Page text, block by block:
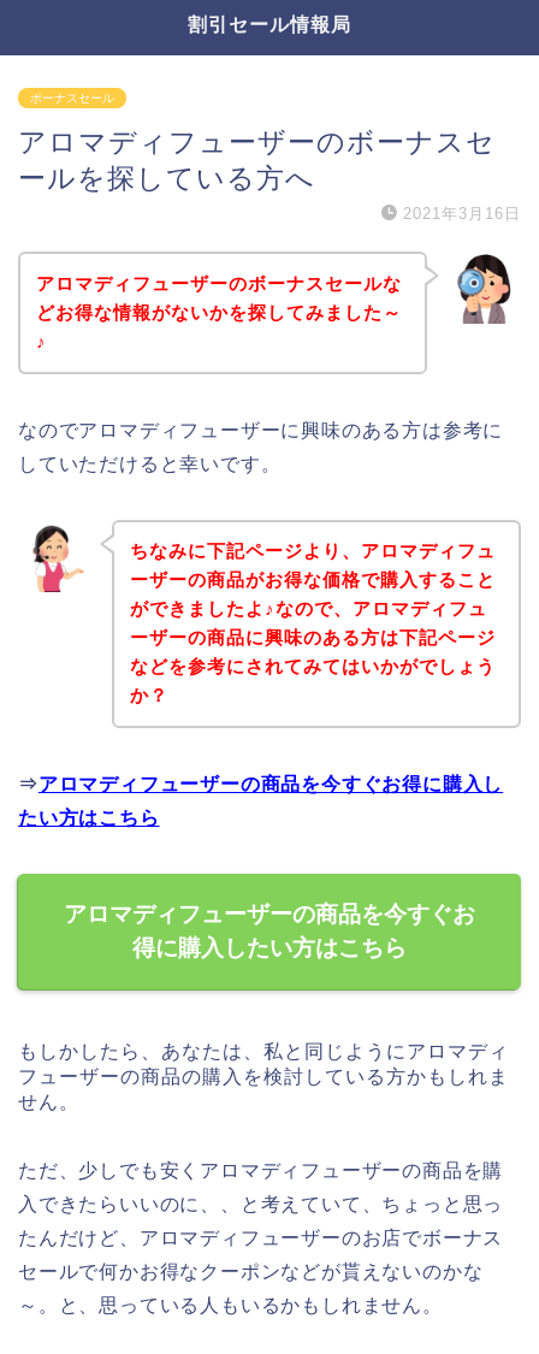
割引セール情報局
ボーナスセール
アロマディフューザーのボーナスセ
ールを探している方へ
2021年3月16日
アロマディフューザーのボーナスセールな
どお得な情報がないかを探してみました～
♪
なのでアロマディフューザーに興味のある方は参考に
していただけると幸いです。
ちなみに下記ページより、アロマディフュ
ーザーの商品がお得な価格で購入すること
ができましたよ♪なので、アロマディフュ
ーザーの商品に興味のある方は下記ページ
などを参考にされてみてはいかがでしょう
か？
⇒アロマディフューザーの商品を今すぐお得に購入し
たい方はこちら
アロマディフューザーの商品を今すぐお
得に購入したい方はこちら
もしかしたら、あなたは、私と同じようにアロマディ
フューザーの商品の購入を検討している方かもしれま
せん。
ただ、少しでも安くアロマディフューザーの商品を購
入できたらいいのに、、と考えていて、ちょっと思っ
たんだけど、アロマディフューザーのお店でボーナス
セールで何かお得なクーポンなどが貰えないのかな
～。と、思っている人もいるかもしれません。